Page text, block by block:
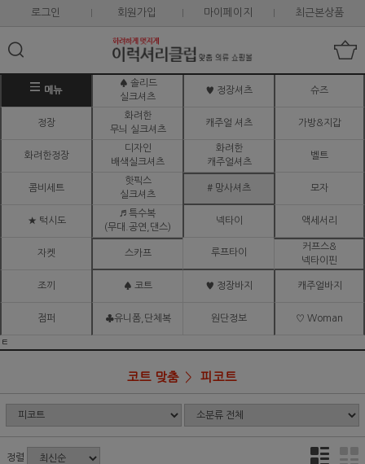
로그인 회원가입 마이페이지 최근본상품
메뉴
♠ 솔리드
실크셔츠
♥ 정장셔츠 슈즈
정장
화려한
무늬 실크셔츠
캐주얼 셔츠 가방&지갑
화려한정장
디자인
배색실크셔츠
화려한
캐주얼셔츠
벨트
콤비세트
핫픽스
실크셔츠
# 망사셔츠 모자
★ 턱시도
♬ 특수복
(무대.공연,댄스)
넥타이 액세서리
자켓 스카프 루프타이
커프스&
넥타이핀
조끼 ♠ 코트 ♥ 정장바지 캐주얼바지
점퍼 ♣유니폼,단체복 원단정보 ♡ Woman
ㅌ
코트 맞춤 피코트
정렬